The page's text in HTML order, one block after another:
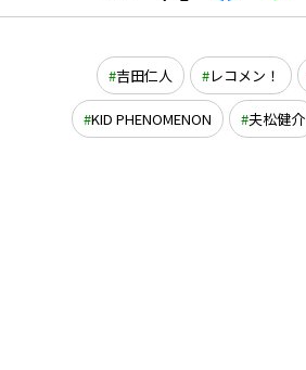
吉田仁人 レコメン！
KID PHENOMENON 夫松健介